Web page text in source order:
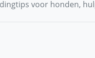
voor honden,